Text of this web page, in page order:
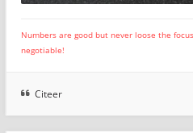
Numbers are good but never loose the
negotiable!
Citeer